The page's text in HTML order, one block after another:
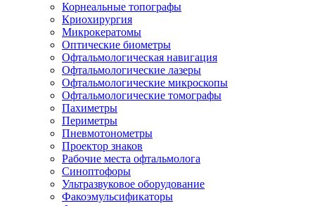
Корнеальные топографы
Криохирургия
Микрокератомы
Оптические биометры
Офтальмологическая навигация
Офтальмологические лазеры
Офтальмологические микроскопы
Офтальмологические томографы
Пахиметры
Периметры
Пневмотонометры
Проектор знаков
Рабочие места офтальмолога
Синоптофоры
Ультразвуковое оборудование
Факоэмульсификаторы